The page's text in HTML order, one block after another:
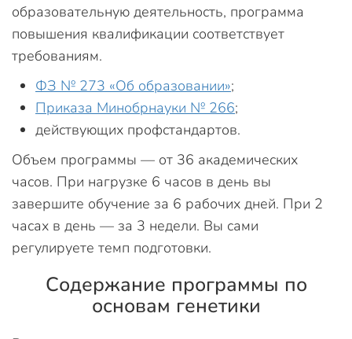
образовательную деятельность, программа
повышения квалификации соответствует
требованиям.
ФЗ № 273 «Об образовании»;
Приказа Минобрнауки № 266;
действующих профстандартов.
Объем программы — от 36 академических
часов. При нагрузке 6 часов в день вы
завершите обучение за 6 рабочих дней. При 2
часах в день — за 3 недели. Вы сами
регулируете темп подготовки.
Содержание программы по
основам генетики